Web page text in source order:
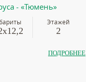
- «Тюмень»
Этажей
2
ПОДРОБНЕЕ